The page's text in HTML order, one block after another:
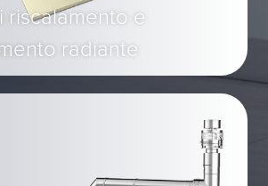
riscalamento e
radiante